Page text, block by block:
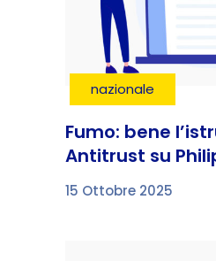
nazionale
Fumo: bene
Antitrust su
15 Ottobre 2025